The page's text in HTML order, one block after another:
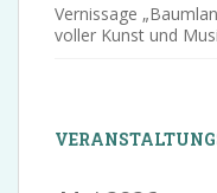
Vernissage
voller Kunst und